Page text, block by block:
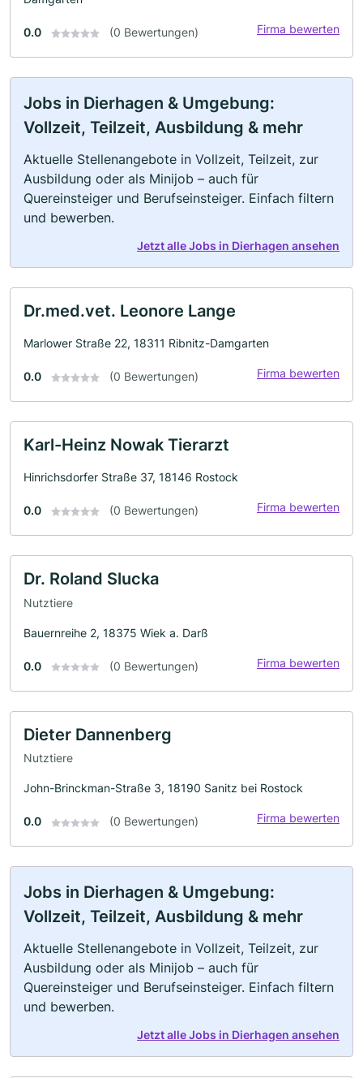
0.0 (0 Bewertungen) Firma bewerten
Jobs in Dierhagen & Umgebung:
Vollzeit, Teilzeit, Ausbildung & mehr
Aktuelle Stellenangebote in Vollzeit, Teilzeit, zur
Ausbildung oder als Minijob – auch für
Quereinsteiger und Berufseinsteiger. Einfach filtern
und bewerben.
Jetzt alle Jobs in Dierhagen ansehen
Dr.med.vet. Leonore Lange
Marlower Straße 22, 18311 Ribnitz-Damgarten
0.0 (0 Bewertungen) Firma bewerten
Karl-Heinz Nowak Tierarzt
Hinrichsdorfer Straße 37, 18146 Rostock
0.0 (0 Bewertungen) Firma bewerten
Dr. Roland Slucka
Nutztiere
Bauernreihe 2, 18375 Wiek a. Darß
0.0 (0 Bewertungen) Firma bewerten
Dieter Dannenberg
Nutztiere
John-Brinckman-Straße 3, 18190 Sanitz bei Rostock
0.0 (0 Bewertungen) Firma bewerten
Jobs in Dierhagen & Umgebung:
Vollzeit, Teilzeit, Ausbildung & mehr
Aktuelle Stellenangebote in Vollzeit, Teilzeit, zur
Ausbildung oder als Minijob – auch für
Quereinsteiger und Berufseinsteiger. Einfach filtern
und bewerben.
Jetzt alle Jobs in Dierhagen ansehen